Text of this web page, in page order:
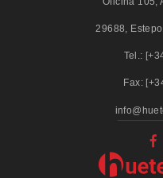
29688,
Tel.:
Fax: